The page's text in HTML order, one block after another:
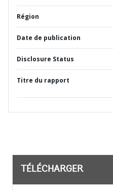
Région
Date de publication
Disclosure Status
Titre du rapport
TÉLÉCHARGER